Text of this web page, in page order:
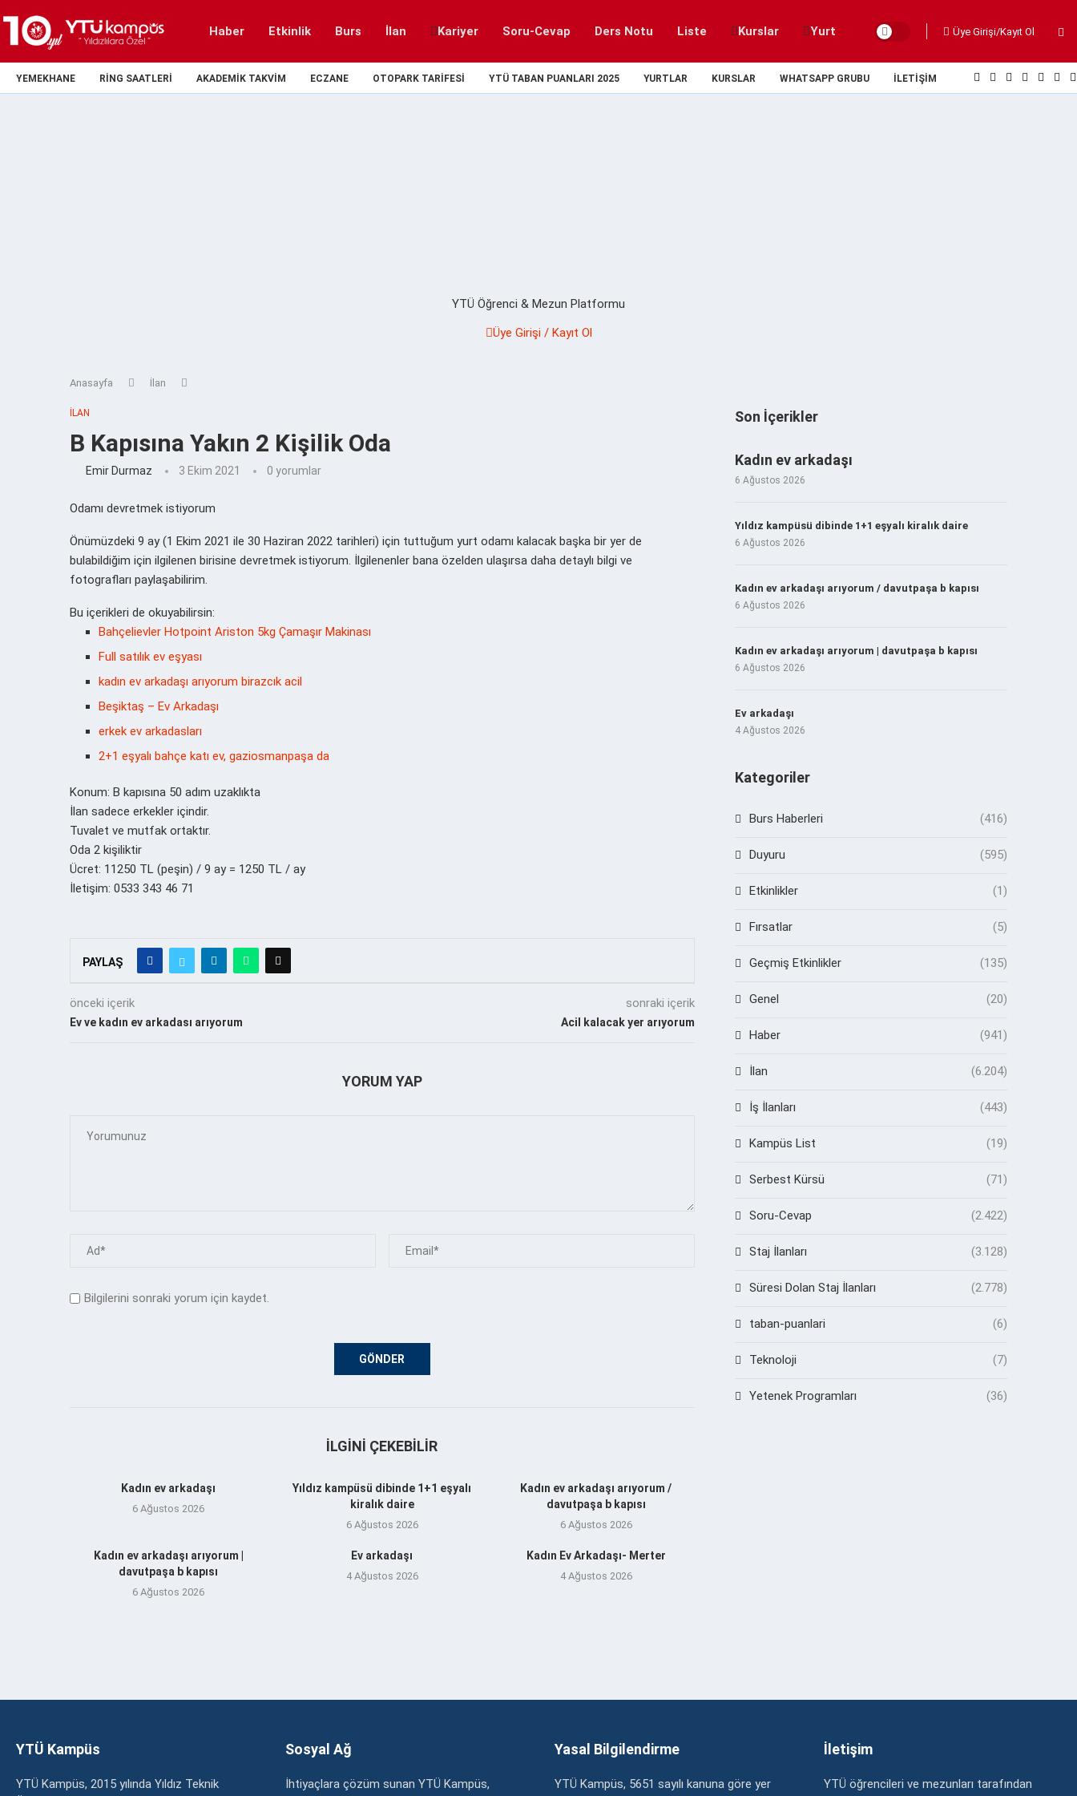
Haber Etkinlik Burs İlan Kariyer Soru-Cevap Ders Notu Liste Kurslar Yurt Üye Girişi/Kayıt Ol
YEMEKHANE RING SAATLERI AKADEMIK TAKVIM ECZANE OTOPARK TARIFESI YTÜ TABAN PUANLARI 2025 YURTLAR KURSLAR WHATSAPP GRUBU İLETIŞIM
YTÜ Öğrenci & Mezun Platformu
Üye Girişi / Kayıt Ol
Anasayfa İlan
İLAN
B Kapısına Yakın 2 Kişilik Oda
Emir Durmaz 3 Ekim 2021 0 yorumlar
Odamı devretmek istiyorum
Önümüzdeki 9 ay (1 Ekim 2021 ile 30 Haziran 2022 tarihleri) için tuttuğum yurt odamı kalacak başka bir yer de
bulabildiğim için ilgilenen birisine devretmek istiyorum. İlgilenenler bana özelden ulaşırsa daha detaylı bilgi ve
fotografları paylaşabilirim.
Bu içerikleri de okuyabilirsin:
Bahçelievler Hotpoint Ariston 5kg Çamaşır Makinası
Full satılık ev eşyası
kadın ev arkadaşı arıyorum birazcık acil
Beşiktaş – Ev Arkadaşı
erkek ev arkadasları
2+1 eşyalı bahçe katı ev, gaziosmanpaşa da
Konum: B kapısına 50 adım uzaklıkta
İlan sadece erkekler içindir.
Tuvalet ve mutfak ortaktır.
Oda 2 kişiliktir
Ücret: 11250 TL (peşin) / 9 ay = 1250 TL / ay
İletişim: 0533 343 46 71
PAYLAŞ
önceki içerik
Ev ve kadın ev arkadası arıyorum
sonraki içerik
Acil kalacak yer arıyorum
YORUM YAP
Bilgilerini sonraki yorum için kaydet.
İLGINI ÇEKEBILIR
Kadın ev arkadaşı
6 Ağustos 2026
Yıldız kampüsü dibinde 1+1 eşyalı
kiralık daire
6 Ağustos 2026
Kadın ev arkadaşı arıyorum /
davutpaşa b kapısı
6 Ağustos 2026
Kadın ev arkadaşı arıyorum |
davutpaşa b kapısı
6 Ağustos 2026
Ev arkadaşı
4 Ağustos 2026
Kadın Ev Arkadaşı- Merter
4 Ağustos 2026
Son İçerikler
Kadın ev arkadaşı
6 Ağustos 2026
Yıldız kampüsü dibinde 1+1 eşyalı kiralık daire
6 Ağustos 2026
Kadın ev arkadaşı arıyorum / davutpaşa b kapısı
6 Ağustos 2026
Kadın ev arkadaşı arıyorum | davutpaşa b kapısı
6 Ağustos 2026
Ev arkadaşı
4 Ağustos 2026
Kategoriler
Burs Haberleri (416)
Duyuru (595)
Etkinlikler (1)
Fırsatlar (5)
Geçmiş Etkinlikler (135)
Genel (20)
Haber (941)
İlan (6.204)
İş İlanları (443)
Kampüs List (19)
Serbest Kürsü (71)
Soru-Cevap (2.422)
Staj İlanları (3.128)
Süresi Dolan Staj İlanları (2.778)
taban-puanlari (6)
Teknoloji (7)
Yetenek Programları (36)
YTÜ Kampüs
YTÜ Kampüs, 2015 yılında Yıldız Teknik
Sosyal Ağ
İhtiyaçlara çözüm sunan YTÜ Kampüs,
Yasal Bilgilendirme
YTÜ Kampüs, 5651 sayılı kanuna göre yer
İletişim
YTÜ öğrencileri ve mezunları tarafından